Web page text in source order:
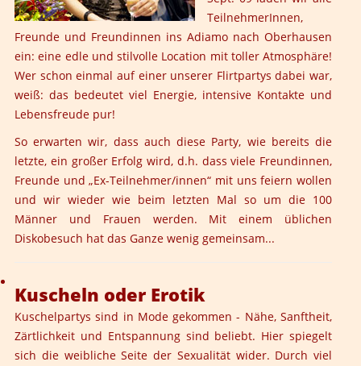
TeilnehmerInnen,
Freunde und Freundinnen ins Adiamo nach Oberhausen
ein: eine edle und stilvolle Location mit toller Atmosphäre!
Wer schon einmal auf einer unserer Flirtpartys dabei war,
weiß: das bedeutet viel Energie, intensive Kontakte und
Lebensfreude pur!
So erwarten wir, dass auch diese Party, wie bereits die
letzte, ein großer Erfolg wird, d.h. dass viele Freundinnen,
Freunde und „Ex-Teilnehmer/innen“ mit uns feiern wollen
und wir wieder wie beim letzten Mal so um die 100
Männer und Frauen werden. Mit einem üblichen
Diskobesuch hat das Ganze wenig gemeinsam...
Kuscheln oder Erotik
Kuschelpartys sind in Mode gekommen - Nähe, Sanftheit,
Zärtlichkeit und Entspannung sind beliebt. Hier spiegelt
sich die weibliche Seite der Sexualität wider. Durch viel